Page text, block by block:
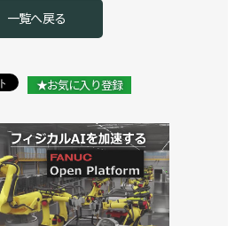
事業を買収／ソフトバンクグ
メーションで日本でも協業／
1200」をリニューアル／ABB
てケーブル保護管をアピール
一覧へ戻る
★お気に入り登録